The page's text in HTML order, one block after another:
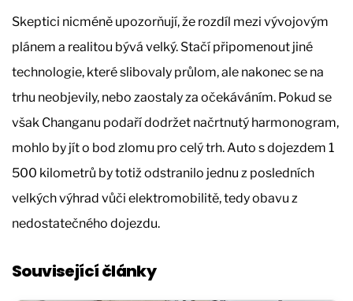
Skeptici nicméně upozorňují, že rozdíl mezi vývojovým
plánem a realitou bývá velký. Stačí připomenout jiné
technologie, které slibovaly průlom, ale nakonec se na
trhu neobjevily, nebo zaostaly za očekáváním. Pokud se
však Changanu podaří dodržet načrtnutý harmonogram,
mohlo by jít o bod zlomu pro celý trh. Auto s dojezdem 1
500 kilometrů by totiž odstranilo jednu z posledních
velkých výhrad vůči elektromobilitě, tedy obavu z
nedostatečného dojezdu.
Související články